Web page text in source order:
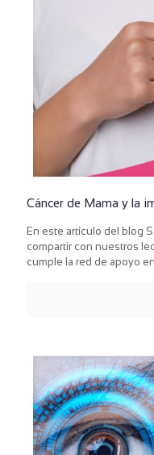
Cáncer de Mama y la
En este artículo del blog
compartir con nuestros
cumple la red de apoyo